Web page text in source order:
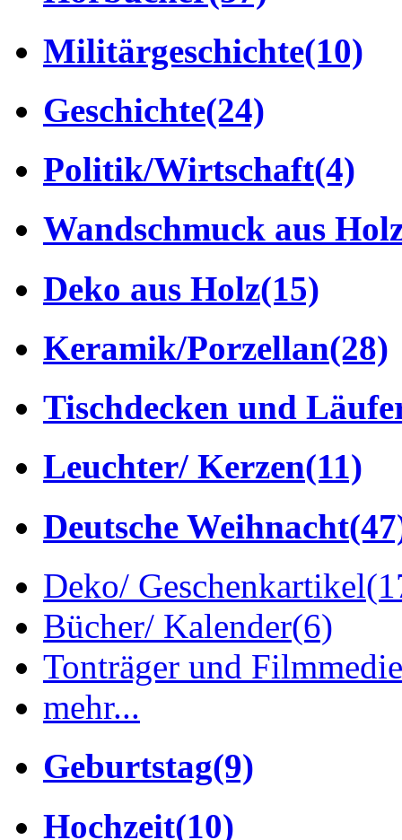
Militärgeschichte(10)
Geschichte(24)
Politik/Wirtschaft(4)
Wandschmuck aus
Deko aus Holz(15)
Keramik/Porzellan(28)
Tischdecken und
Leuchter/ Kerzen(11)
Deutsche Weihnacht
Deko/ Geschenkartikel
Bücher/ Kalender(6)
Tonträger und
mehr...
Geburtstag(9)
Hochzeit(10)